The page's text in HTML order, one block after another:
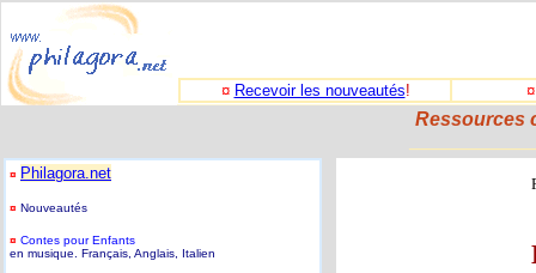
¤ Recevoir les nouveautés!
Ressources
¤ Philagora.net
¤ Nouveautés
¤ Contes pour Enfants
en musique. Français, Anglais, Italien